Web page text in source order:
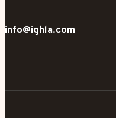
info@ighla.com